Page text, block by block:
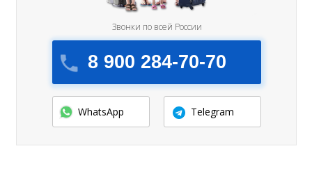
8 900 284-70-70
Звонки по всей России
WhatsApp Telegram